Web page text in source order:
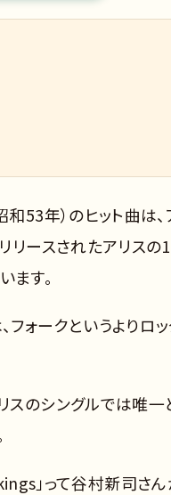
年）のヒット曲は、
リースされたアリスの
ます。
フォークというより
リスのシングルでは
」って谷村新司さ